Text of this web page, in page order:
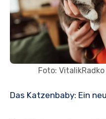
Foto:
Das Katzenbaby: Ein